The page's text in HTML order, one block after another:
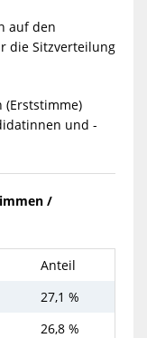
auf den
die Sitzverteilung
und -
/
Anteil
27,1 %
26,8 %